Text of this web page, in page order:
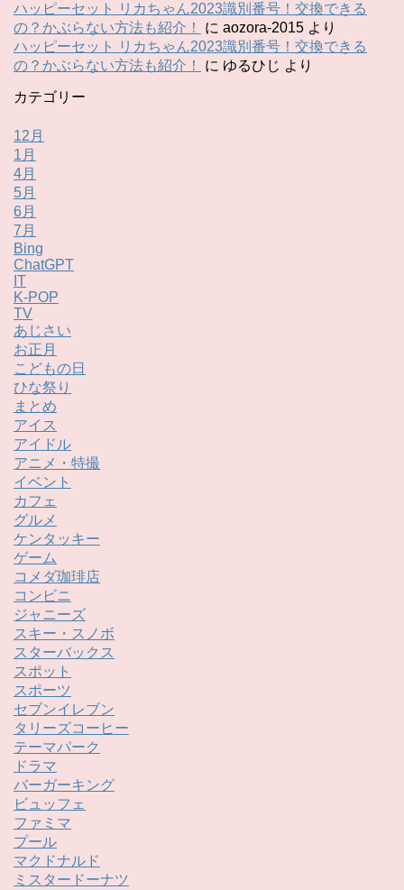
ハッピーセット リカちゃん2023識別番号！交換できる
の？かぶらない方法も紹介！
に aozora-2015 より
ハッピーセット リカちゃん2023識別番号！交換できる
の？かぶらない方法も紹介！
に ゆるひじ より
カテゴリー
12月
1月
4月
5月
6月
7月
Bing
ChatGPT
IT
K-POP
TV
あじさい
お正月
こどもの日
ひな祭り
まとめ
アイス
アイドル
アニメ・特撮
イベント
カフェ
グルメ
ケンタッキー
ゲーム
コメダ珈琲店
コンビニ
ジャニーズ
スキー・スノボ
スターバックス
スポット
スポーツ
セブンイレブン
タリーズコーヒー
テーマパーク
ドラマ
バーガーキング
ビュッフェ
ファミマ
プール
マクドナルド
ミスタードーナツ